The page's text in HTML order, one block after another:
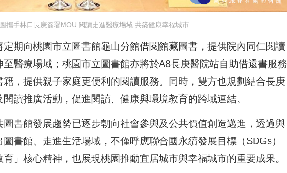
攜手林口長庚簽署MOU 閱讀走進醫療場域 共築健康幸福城市
期向桃園市立圖書館龜山分館借閱館藏圖書，提供院內同仁閱讀
醫療場域；桃園市立圖書館亦將於A8長庚醫院站自助借還書服務
，提供親子家庭更便利的閱讀服務。同時，雙方也規劃結合長庚
讀推廣活動，促進閱讀、健康與環境教育的跨域連結。
書館發展趨勢已逐步朝向社會參與及公共價值創造邁進，透過與
書館、走進生活場域，不僅呼應聯合國永續發展目標（SDGs）
育」核心精神，也展現桃園推動宜居城市與幸福城市的重要成果。